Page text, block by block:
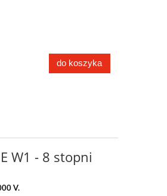
do koszyka
W1 - 8 stopni
V.